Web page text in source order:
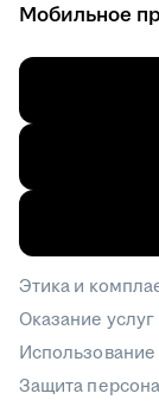
Мобильное
Этика и
Оказание услуг
Использование
Защита